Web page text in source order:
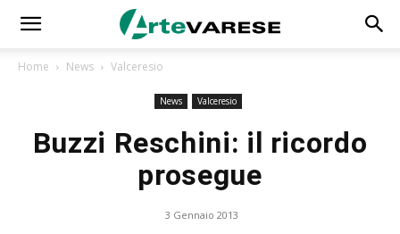
Home News Valceresio
News Valceresio
Buzzi Reschini: il ricordo
prosegue
3 Gennaio 2013